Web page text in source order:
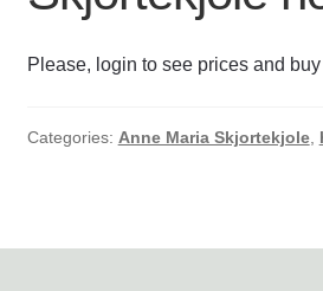
Kurv
Min Konto
Om byLi
Please, login to see prices and buy
Categories: Anne Maria Skjortekjole,